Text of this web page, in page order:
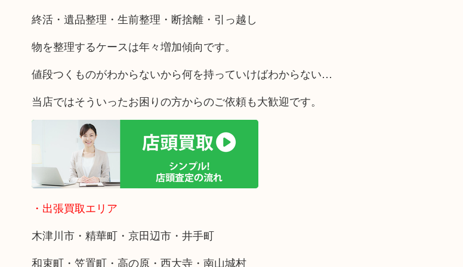
終活・遺品整理・生前整理・断捨離・引っ越し
物を整理するケースは年々増加傾向です。
値段つくものがわからないから何を持っていけばわからない…
当店ではそういったお困りの方からのご依頼も大歓迎です。
・出張買取エリア
木津川市・精華町・京田辺市・井手町
和束町・笠置町・高の原・西大寺・南山城村